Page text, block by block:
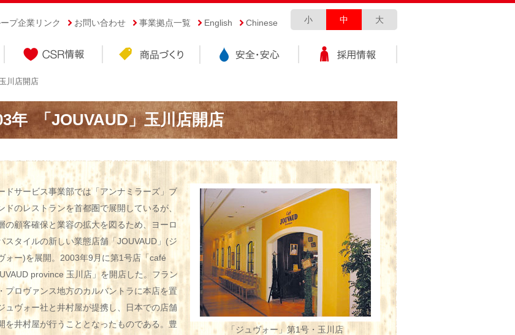
プ企業リンク お問い合わせ 事業拠点一覧 English Chinese 小 中 大
川店開店
年 「JOUVAUD」玉川店開店
ドサービス事業部では「アンナミラーズ」ブ
ドのレストランを首都圏で展開しているが、
の顧客確保と業容の拡大を図るため、ヨーロ
スタイルの新しい業態店舗「JOUVAUD」(ジ
ォー)を展開。2003年9月に第1号店「café
province 玉川店」を開店した。フラン
プロヴァンス地方のカルバントラに本店を置
ュヴォー社と井村屋が提携し、日本での店舗
を井村屋が行うこととなったものである。豊
「ジュヴォー」第1号・玉川店